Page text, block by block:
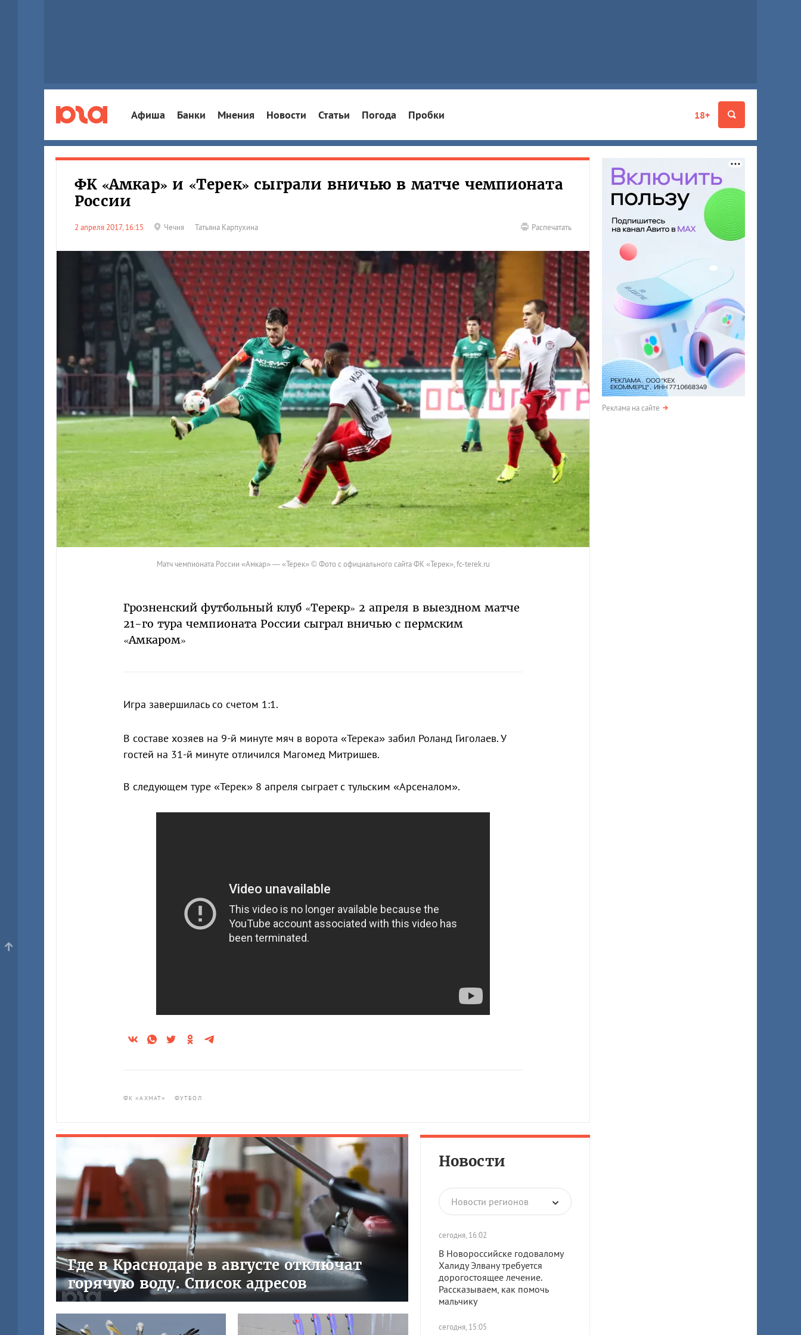
18+
Афиша Банки Мнения Новости Статьи Погода Пробки
ФК «Амкар» и «Терек» сыграли вничью в матче чемпионата
России
2 апреля 2017, 16:15 Чечня Татьяна Карпухина Распечатать
Матч чемпионата России «Амкар» — «Терек» © Фото с официального сайта ФК «Терек», fc-terek.ru
Грозненский футбольный клуб «Терекр» 2 апреля в выездном матче
21-го тура чемпионата России сыграл вничью с пермским
«Амкаром»
Игра завершилась со счетом 1:1.
В составе хозяев на 9-й минуте мяч в ворота «Терека» забил Роланд Гиголаев. У
гостей на 31-й минуте отличился Магомед Митришев.
В следующем туре «Терек» 8 апреля сыграет с тульским «Арсеналом».
ФК «АХМАТ» ФУТБОЛ
Новости
Новости регионов
сегодня, 16:02
В Новороссийске годовалому
Халиду Элвану требуется
дорогостоящее лечение.
Рассказываем, как помочь
мальчику
сегодня, 15:05
Где в Краснодаре в августе отключат
горячую воду. Список адресов
Реклама на сайте